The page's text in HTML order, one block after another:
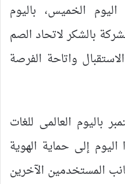
الخميس، باليوم
بالشكر لاتحاد الصم
واتاحة الفرصة
العالم اليوم 23 سبتمبر باليوم العالمى للغات
اليوم إلى حماية الهوية
المستخدمين الآخرين